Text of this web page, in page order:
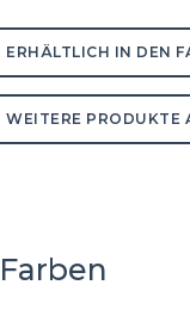
ERHÄLTLICH IN DEN
WEITERE PRODUKTE